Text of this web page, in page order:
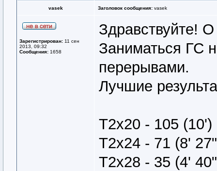
vasek Заголовок сообщения: vasek
Зарегистрирован: 11 сен
2013, 09:32
Сообщения: 1658
Здравствуйте!
Заниматься ГС
перерывами.
Лучшие
Т2х20 - 105
Т2х24 - 71 (8'
Т2х28 - 35 (4'